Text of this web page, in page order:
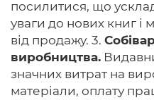
посилитися, що
уваги до нових книг
від продажу. 3.
виробництва.
значних витрат на
матеріали, оплату